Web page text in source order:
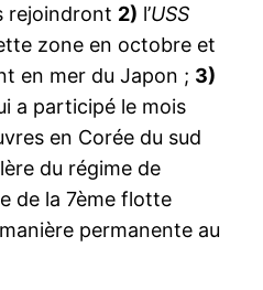
rejoindront 2) l’USS
zone en octobre et
en mer du Japon ; 3)
a participé le mois
en Corée du sud
du régime de
de la 7ème flotte
permanente au